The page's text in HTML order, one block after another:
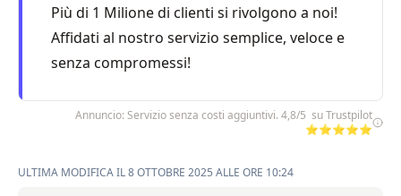
Più di 1 Milione di clienti si rivolgono a noi!
Affidati al nostro servizio semplice, veloce e
senza compromessi!
Annuncio: Servizio senza costi aggiuntivi. 4,8/5 su Trustpilot
⭐⭐⭐⭐⭐
ULTIMA MODIFICA IL 8 OTTOBRE 2025 ALLE ORE 10:24